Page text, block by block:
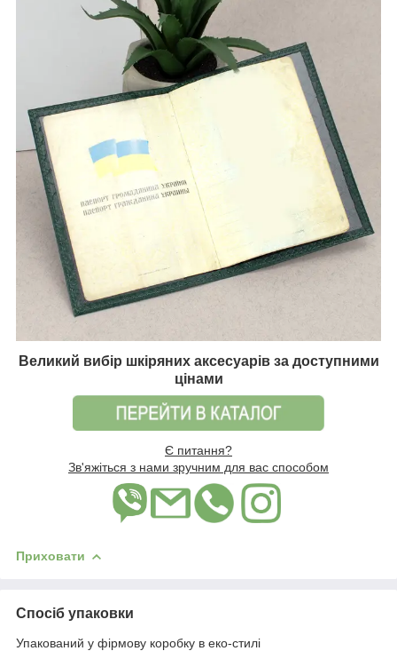
Великий вибір шкіряних аксесуарів за доступними
цінами
Є питання?
Зв'яжіться з нами зручним для вас способом
Приховати
Спосіб упаковки
Упакований у фірмову коробку в еко-стилі